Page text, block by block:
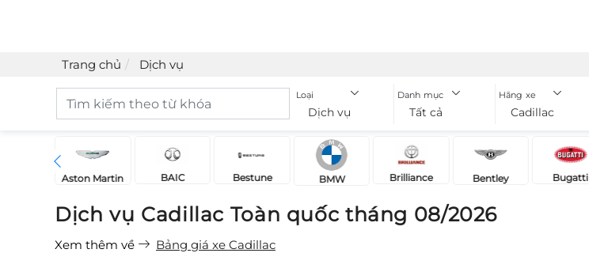
Trang chủ Dịch vụ
Loại
Dịch vụ
Danh mục
Tất cả
Hãng xe
Cadillac
Aston Martin BAIC Bestune BMW Brilliance Bentley Bugatti
Dịch vụ Cadillac Toàn quốc tháng 08/2026
Xem thêm về
Bảng giá xe Cadillac